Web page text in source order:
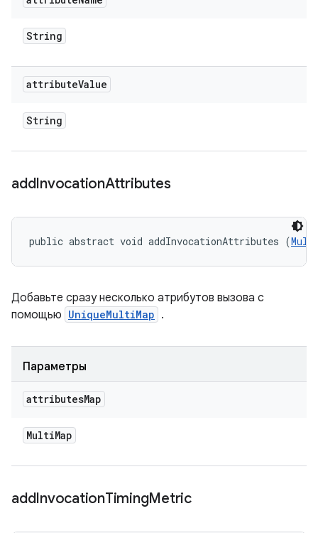
String
attributeValue
String
addInvocationAttributes
public abstract void addInvocationAttributes (
Добавьте сразу несколько атрибутов вызова с
помощью UniqueMultiMap .
Параметры
attributesMap
MultiMap
addInvocationTimingMetric